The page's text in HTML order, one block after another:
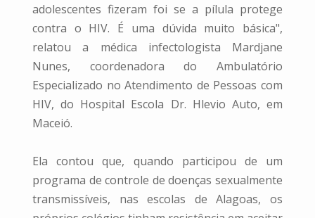
adolescentes fizeram foi se a pílula protege
contra o HIV. É uma dúvida muito básica",
relatou a médica infectologista Mardjane
Nunes, coordenadora do Ambulatório
Especializado no Atendimento de Pessoas com
HIV, do Hospital Escola Dr. Hlevio Auto, em
Maceió.
Ela contou que, quando participou de um
programa de controle de doenças sexualmente
transmissíveis, nas escolas de Alagoas, os